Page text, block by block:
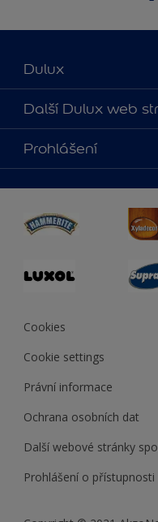
Dulux
O nás
Kontaktujte nás
Najít obchod
Další Dulux web
duluxmalir.cz
duluxmaliar.sk
duluxprodejnabarev.cz
duluxpredajnafarieb.sk
Prohlášení
Cookies
Cookie settings
Právní informace
Ochrana osobních dat
Další webové stránky
Prohlášení o přístupnosti